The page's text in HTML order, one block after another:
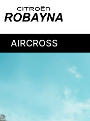
AIRCROSS